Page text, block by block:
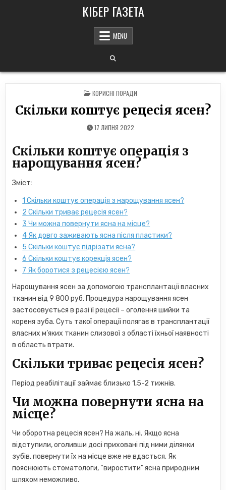
КІБЕР ГАЗЕТА
MENU
POSTED
IN
КОРИСНІ ПОРАДИ
Скільки коштує рецесія ясен?
17 ЛИПНЯ 2022
Скільки коштує операція з
нарощування ясен?
Зміст:
1 Скільки коштує операція з нарощування ясен?
2 Скільки триває рецесія ясен?
3 Чи можна повернути ясна на місце?
4 Як довго заживають ясна після пластики?
5 Скільки коштує підрізати ясна?
6 Скільки коштує корекція ясен?
7 Як боротися з рецесією ясен?
Нарощування ясен за допомогою трансплантації власних
тканин від 9 800 руб. Процедура нарощування ясен
застосовується в разі її рецесії – оголення шийки та
кореня зуба. Суть такої операції полягає в трансплантації
власних м’яких тканин слизової з області їхньої наявності
в область втрати.
Скільки триває рецесія ясен?
Період реабілітації займає близько 1,5-2 тижнів.
Чи можна повернути ясна на
місце?
Чи оборотна рецесія ясен? На жаль, ні. Якщо ясна
відступили, оголивши досі приховані під ними ділянки
зубів, повернути їх на місце вже не вдасться. Як
пояснюють стоматологи, “виростити” ясна природним
шляхом неможливо.